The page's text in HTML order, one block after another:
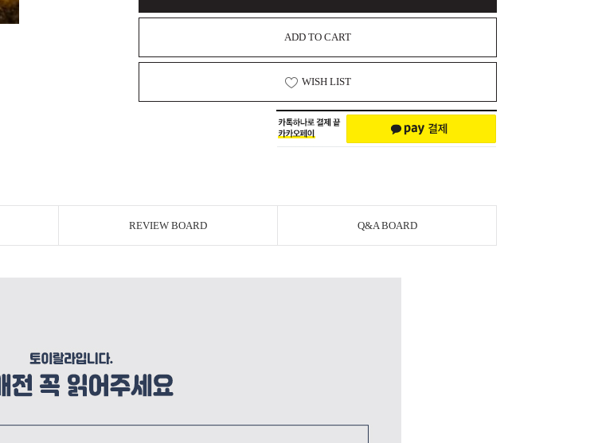
ADD TO CART
WISH LIST
REVIEW BOARD Q&A BOARD